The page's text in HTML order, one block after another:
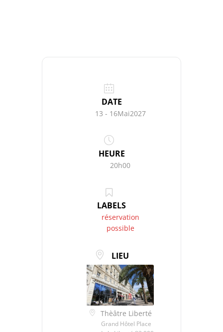
DATE
13 - 16Mai2027
HEURE
20h00
LABELS
réservation
possible
LIEU
Thèâtre Liberté
Grand Hôtel Place